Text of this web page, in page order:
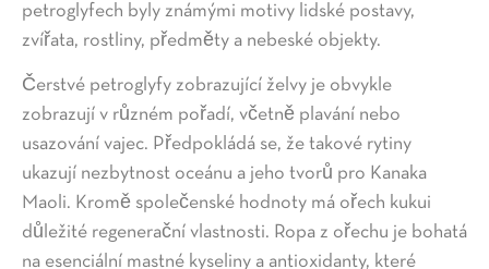
petroglyfech byly známými motivy lidské postavy,
zvířata, rostliny, předměty a nebeské objekty.
Čerstvé petroglyfy zobrazující želvy je obvykle
zobrazují v různém pořadí, včetně plavání nebo
usazování vajec. Předpokládá se, že takové rytiny
ukazují nezbytnost oceánu a jeho tvorů pro Kanaka
Maoli. Kromě společenské hodnoty má ořech kukui
důležité regenerační vlastnosti. Ropa z ořechu je bohatá
na esenciální mastné kyseliny a antioxidanty, které